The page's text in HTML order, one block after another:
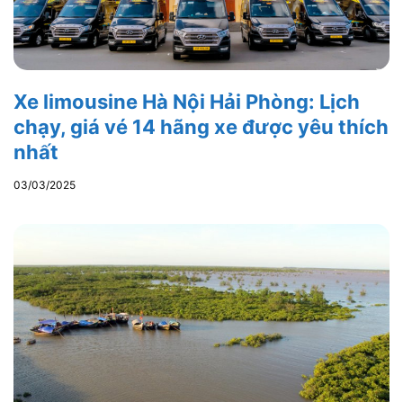
Xe limousine Hà Nội Hải Phòng: Lịch
chạy, giá vé 14 hãng xe được yêu thích
nhất
03/03/2025